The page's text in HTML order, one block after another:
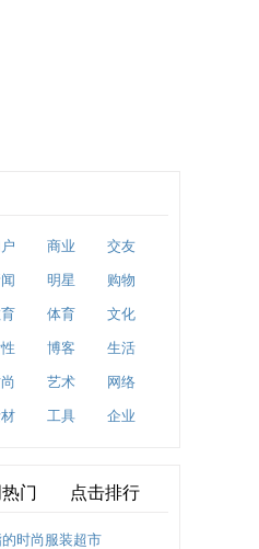
商业 交友
明星 购物
体育 文化
博客 生活
艺术 网络
工具 企业
门 点击排行
时尚服装超市